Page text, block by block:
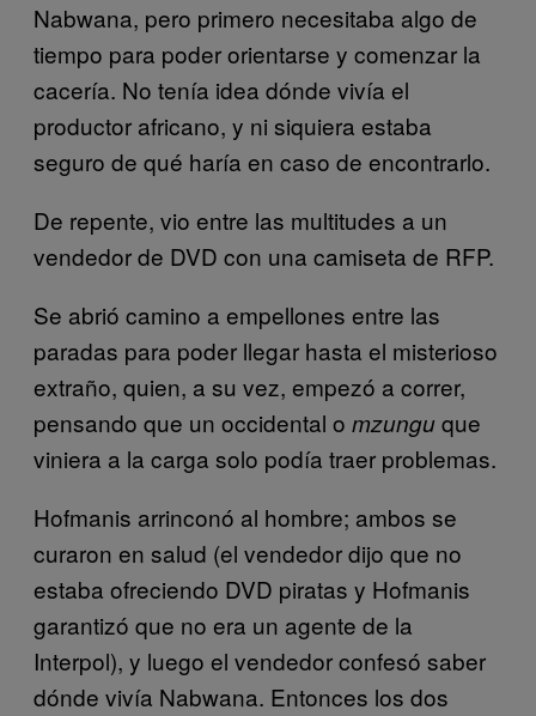
Nabwana, pero primero necesitaba algo de
tiempo para poder orientarse y comenzar la
cacería. No tenía idea dónde vivía el
productor africano, y ni siquiera estaba
seguro de qué haría en caso de encontrarlo.
De repente, vio entre las multitudes a un
vendedor de DVD con una camiseta de RFP.
Se abrió camino a empellones entre las
paradas para poder llegar hasta el misterioso
extraño, quien, a su vez, empezó a correr,
pensando que un occidental o mzunguque
viniera a la carga solo podía traer problemas.
Hofmanis arrinconó al hombre; ambos se
curaron en salud (el vendedor dijo que no
estaba ofreciendo DVD piratas y Hofmanis
garantizó que no era un agente de la
Interpol), y luego el vendedor confesó saber
dónde vivía Nabwana. Entonces los dos